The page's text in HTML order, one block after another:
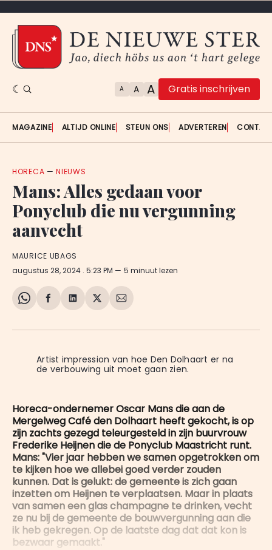
A A A Gratis inschrijven
MAGAZINE ALTIJD ONLINE STEUN ONS ADVERTEREN
HORECA —NIEUWS
Mans: Alles gedaan voor
Ponyclub die nu vergunning
aanvecht
MAURICE UBAGS
augustus 28, 2024 . 5:23 PM 5 minuut lezen
Share
WhatsApp
Delen
Facebook
Delen
LinkedIn
Share
X
Deel
E-
Artist impression van hoe Den Dolhaart er na
de verbouwing uit moet gaan zien.
Horeca-ondernemer Oscar Mans die aan de
Mergelweg Café den Dolhaart heeft gekocht, is op
zijn zachts gezegd teleurgesteld in zijn buurvrouw
Frederike Heijnen die de Ponyclub Maastricht runt.
Mans: "Vier jaar hebben we samen opgetrokken om
te kijken hoe we allebei goed verder zouden
kunnen. Dat is gelukt: de gemeente is zich gaan
inzetten om Heijnen te verplaatsen. Maar in plaats
van samen een glas champagne te drinken, vecht
ze nu bij de gemeente de bouwvergunning aan die
ik heb gekregen. Op de laatste dag dat dat kon is
bezwaar gemaakt."